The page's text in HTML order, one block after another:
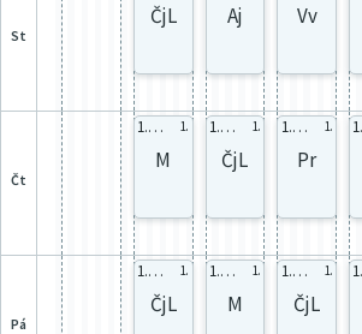
st
ČjL Aj Vv
čt
1. Ma 1.
M
1. celá 1.
ČjL
1. celá 1.
Pr
pá
1. celá 1.
ČjL
1. Ma 1.
M
1. celá 1.
ČjL